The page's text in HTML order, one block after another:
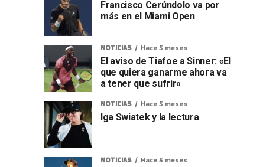
Francisco Cerúndolo va por
más en el Miami Open
NOTICIAS Hace 5 meses
El aviso de Tiafoe a Sinner: «El
que quiera ganarme ahora va
a tener que sufrir»
NOTICIAS Hace 5 meses
Iga Swiatek y la lectura
NOTICIAS Hace 5 meses